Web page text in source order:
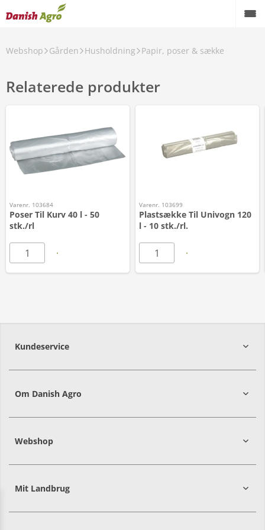
Webshop Gården Husholdning Papir, poser & sække
Relaterede produkter
Varenr. 103684
Poser Til Kurv 40 l - 50
stk./rl
Varenr. 103699
Plastsække Til Univogn 120
l - 10 stk./rl.
Kundeservice
Om Danish Agro
Webshop
Mit Landbrug